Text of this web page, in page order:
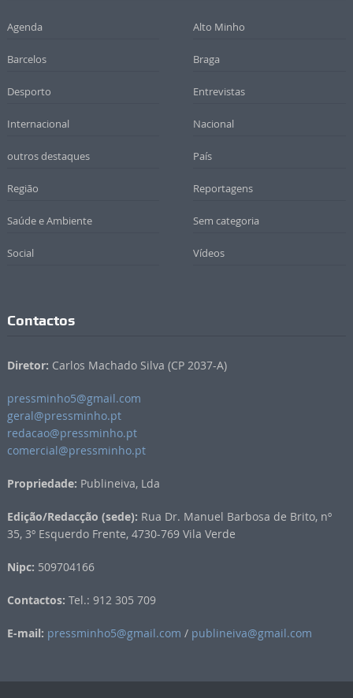
Agenda Alto Minho
Barcelos Braga
Desporto Entrevistas
Internacional Nacional
outros destaques País
Região Reportagens
Saúde e Ambiente Sem categoria
Social Vídeos
Contactos
Diretor: Carlos Machado Silva (CP 2037-A)
pressminho5@gmail.com
geral@pressminho.pt
redacao@pressminho.pt
comercial@pressminho.pt
Propriedade: Publineiva, Lda
Edição/Redacção (sede): Rua Dr. Manuel Barbosa de Brito, nº
35, 3º Esquerdo Frente, 4730-769 Vila Verde
Nipc: 509704166
Contactos: Tel.: 912 305 709
E-mail: pressminho5@gmail.com / publineiva@gmail.com